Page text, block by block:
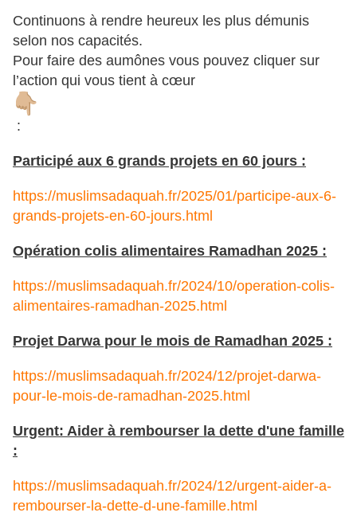
Continuons à rendre heureux les plus démunis
selon nos capacités.
Pour faire des aumônes vous pouvez cliquer sur
l’action qui vous tient à cœur
:
Participé aux 6 grands projets en 60 jours :
https://muslimsadaquah.fr/2025/01/participe-aux-6-
grands-projets-en-60-jours.html
Opération colis alimentaires Ramadhan 2025 :
https://muslimsadaquah.fr/2024/10/operation-colis-
alimentaires-ramadhan-2025.html
Projet Darwa pour le mois de Ramadhan 2025 :
https://muslimsadaquah.fr/2024/12/projet-darwa-
pour-le-mois-de-ramadhan-2025.html
Urgent: Aider à rembourser la dette d'une famille
:
https://muslimsadaquah.fr/2024/12/urgent-aider-a-
rembourser-la-dette-d-une-famille.html